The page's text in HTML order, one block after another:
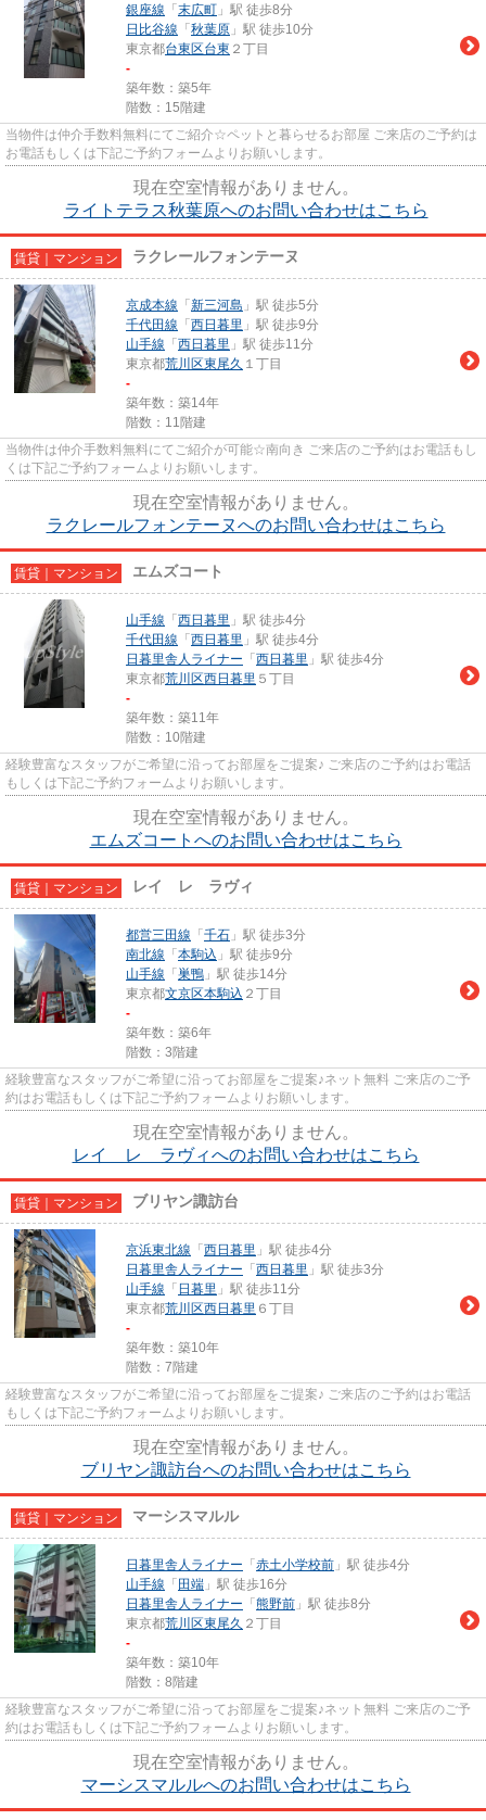
銀座線 「 末広町 」駅 徒歩8分
日比谷線 「 秋葉原 」駅 徒歩10分
東京都台東区台東 ２丁目
-
築年数：築5年
階数：15階建
当物件は仲介手数料無料にてご紹介☆ペットと暮らせるお部屋 ご来店のご予約は
お電話もしくは下記ご予約フォームよりお願いします。
現在空室情報がありません。
ライトテラス秋葉原へのお問い合わせはこちら
賃貸｜マンション ラクレールフォンテーヌ
京成本線 「 新三河島 」駅 徒歩5分
千代田線 「 西日暮里 」駅 徒歩9分
山手線 「 西日暮里 」駅 徒歩11分
東京都荒川区東尾久 １丁目
-
築年数：築14年
階数：11階建
当物件は仲介手数料無料にてご紹介が可能☆南向き ご来店のご予約はお電話もし
くは下記ご予約フォームよりお願いします。
現在空室情報がありません。
ラクレールフォンテーヌへのお問い合わせはこちら
賃貸｜マンション エムズコート
山手線 「 西日暮里 」駅 徒歩4分
千代田線 「 西日暮里 」駅 徒歩4分
日暮里舎人ライナー 「 西日暮里 」駅 徒歩4分
東京都荒川区西日暮里 ５丁目
-
築年数：築11年
階数：10階建
経験豊富なスタッフがご希望に沿ってお部屋をご提案♪ ご来店のご予約はお電話
もしくは下記ご予約フォームよりお願いします。
現在空室情報がありません。
エムズコートへのお問い合わせはこちら
賃貸｜マンション レイ レ ラヴィ
都営三田線 「 千石 」駅 徒歩3分
南北線 「 本駒込 」駅 徒歩9分
山手線 「 巣鴨 」駅 徒歩14分
東京都文京区本駒込 ２丁目
-
築年数：築6年
階数：3階建
経験豊富なスタッフがご希望に沿ってお部屋をご提案♪ネット無料 ご来店のご予
約はお電話もしくは下記ご予約フォームよりお願いします。
現在空室情報がありません。
レイ レ ラヴィへのお問い合わせはこちら
賃貸｜マンション ブリヤン諏訪台
京浜東北線 「 西日暮里 」駅 徒歩4分
日暮里舎人ライナー 「 西日暮里 」駅 徒歩3分
山手線 「 日暮里 」駅 徒歩11分
東京都荒川区西日暮里 ６丁目
-
築年数：築10年
階数：7階建
経験豊富なスタッフがご希望に沿ってお部屋をご提案♪ ご来店のご予約はお電話
もしくは下記ご予約フォームよりお願いします。
現在空室情報がありません。
ブリヤン諏訪台へのお問い合わせはこちら
賃貸｜マンション マーシスマルル
日暮里舎人ライナー 「 赤土小学校前 」駅 徒歩4分
山手線 「 田端 」駅 徒歩16分
日暮里舎人ライナー 「 熊野前 」駅 徒歩8分
東京都荒川区東尾久 ２丁目
-
築年数：築10年
階数：8階建
経験豊富なスタッフがご希望に沿ってお部屋をご提案♪ネット無料 ご来店のご予
約はお電話もしくは下記ご予約フォームよりお願いします。
現在空室情報がありません。
マーシスマルルへのお問い合わせはこちら